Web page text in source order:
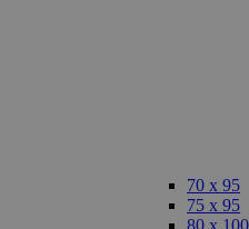
70 x 95
75 x 95